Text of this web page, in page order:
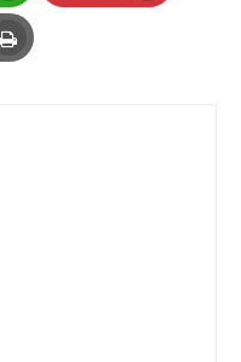
Pinterest